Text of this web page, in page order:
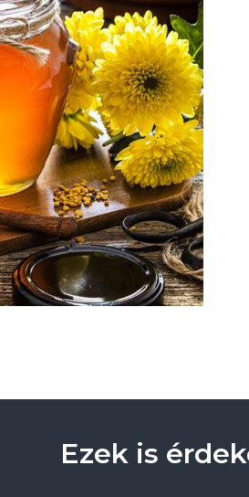
Ezek is